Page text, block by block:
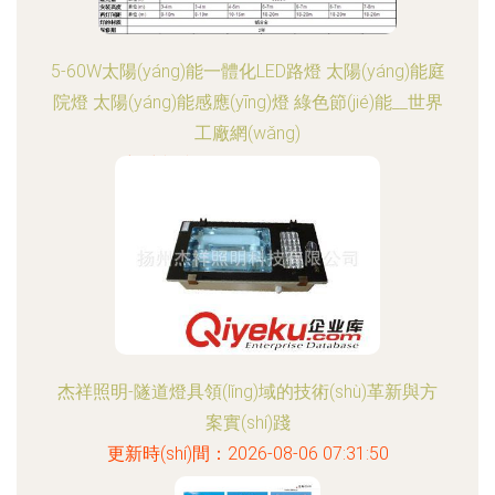
5-60W太陽(yáng)能一體化LED路燈 太陽(yáng)能庭
院燈 太陽(yáng)能感應(yīng)燈 綠色節(jié)能__世界
工廠網(wǎng)
杰祥照明-隧道燈具領(lǐng)域的技術(shù)革新與方
案實(shí)踐
更新時(shí)間：2026-08-06 07:31:50